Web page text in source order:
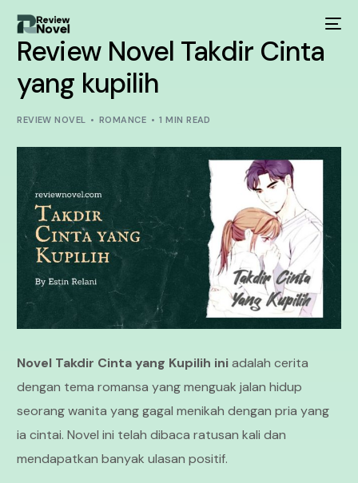
Review Novel Takdir Cinta
yang kupilih
REVIEW NOVEL ROMANCE 1 MIN READ
Novel Takdir Cinta yang Kupilih iniadalah cerita
dengan tema romansa yang menguak jalan hidup
seorang wanita yang gagal menikah dengan pria yang
ia cintai. Novel ini telah dibaca ratusan kali dan
mendapatkan banyak ulasan positif.